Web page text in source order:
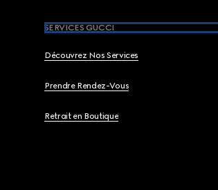
SERVICES GUCCI
Découvrez Nos Services
Prendre Rendez-Vous
Retrait en Boutique